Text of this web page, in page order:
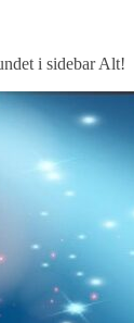
i sidebar Alt!